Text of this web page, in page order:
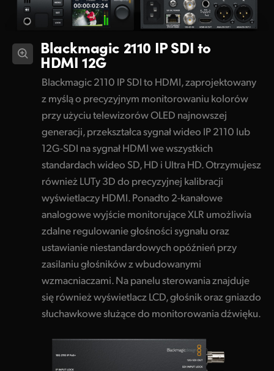
Blackmagic 2110 IP SDI to
HDMI 12G
Blackmagic 2110 IP SDI to HDMI, zaprojektowany
z myślą o precyzyjnym monitorowaniu kolorów
przy użyciu telewizorów OLED najnowszej
generacji, przekształca sygnał wideo IP 2110 lub
12G-SDI na sygnał HDMI we wszystkich
standardach wideo SD, HD i Ultra HD. Otrzymujesz
również LUTy 3D do precyzyjnej kalibracji
wyświetlaczy HDMI. Ponadto 2-kanałowe
analogowe wyjście monitorujące XLR umożliwia
zdalne regulowanie głośności sygnału oraz
ustawianie niestandardowych opóźnień przy
zasilaniu głośników z wbudowanymi
wzmacniaczami. Na panelu sterowania znajduje
się również wyświetlacz LCD, głośnik oraz gniazdo
słuchawkowe służące do monitorowania dźwięku.